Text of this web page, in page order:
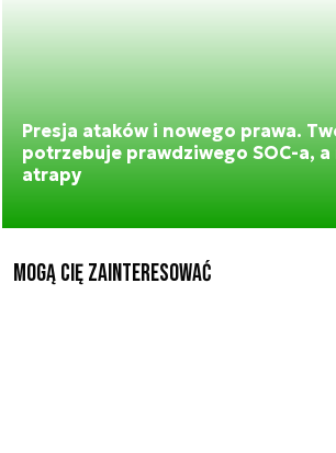
Presja ataków i nowego prawa.
potrzebuje prawdziwego SOC-a,
atrapy
Mogą Cię zainteresować